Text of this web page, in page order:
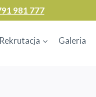
981 777
Rekrutacja Galeria